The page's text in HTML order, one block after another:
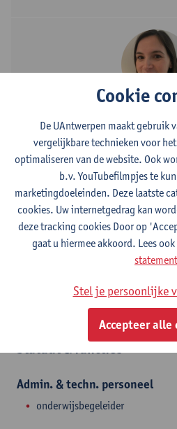
Contact
Campus Drie Eiken
Toon e-mailadres
Universiteitsplein 1
2610 Wilrijk, BEL
Revalidatiewetenschappen en
Statuut & functies
Admin. & techn. personeel
onderwijsbegeleider
Cookie
De UAntwerpen maakt gebruik
vergelijkbare technieken voor
optimaliseren van de website. Ook
b.v. YouTubefilmpjes te
marketingdoeleinden. Deze laatste
cookies. Uw internetgedrag kan
deze tracking cookies Door op
gaat u hiermee akkoord. Lees
statement
Stel je persoonlijke
Accepteer alle